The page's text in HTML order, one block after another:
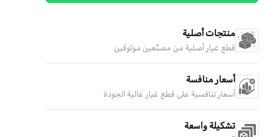
منتجات أصلية
قطع غيار أصلية من مصنّعين موثوقين
أسعار منافسة
أسعار تنافسية على قطع غيار عالية الجودة
تشكيلة واسعة